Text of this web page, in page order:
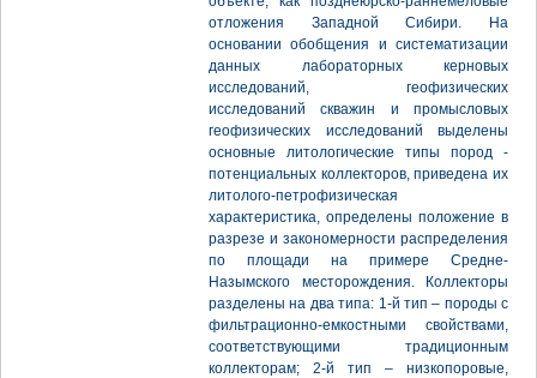
отложения Западной Сибири. На
основании обобщения и систематизации
данных лабораторных керновых
исследований, геофизических
исследований скважин и промысловых
геофизических исследований выделены
основные литологические типы пород -
потенциальных коллекторов, приведена их
литолого-петрофизическая
характеристика, определены положение в
разрезе и закономерности распределения
по площади на примере Средне-
Назымского месторождения. Коллекторы
разделены на два типа: 1-й тип – породы с
фильтрационно-емкостными свойствами,
соответствующими традиционным
коллекторам; 2-й тип – низкопоровые,